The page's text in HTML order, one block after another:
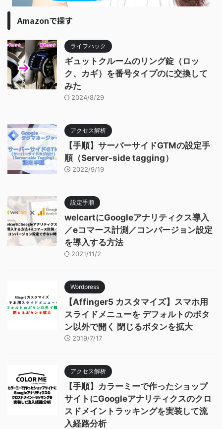
Amazonで探す
ライフハック
ギュットクルームのリング錠（ロッ
ク、カギ）を番号タイプのに交換して
みた
2024/8/29
アクセス解析
【手順】サーバーサイドGTMの設定手
順（Server-side tagging）
2022/9/19
設定手順
welcartにGoogleアナリティクス導入
／eコマース計測／コンバージョン設定
を導入する方法
2021/11/2
Wordpress
【Affinger5 カスタマイズ】スマホ用
スライドメニューを デフォルトのボタ
ン以外で開く 閉じるボタンを拡大
2019/7/17
アクセス解析
【手順】カラーミーで作ったショップ
サイトにGoogleアナリティクスのクロ
スドメイントラッキングを実装して流
入経路分析